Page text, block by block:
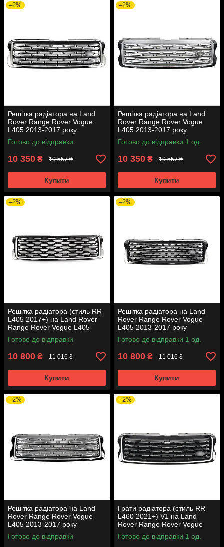
–2%
Решітка радіатора на Land
Rover Range Rover Vogue
L405 2013-2017 року
Готово до відправки
10 350 ₴ 10 557 ₴
Купити
–2%
Решітка радіатора на Land
Rover Range Rover Vogue
L405 2013-2017 року
Готово до відправки 1 од.
10 350 ₴ 10 557 ₴
Купити
–2%
Решітка радіатора (стиль RR
L405 2017+) на Land Rover
Range Rover Vogue L405
2013-2017 року
Готово до відправки
10 800 ₴ 11 016 ₴
Купити
–2%
Решітка радіатора на Land
Rover Range Rover Vogue
L405 2013-2017 року
Готово до відправки 1 од.
10 800 ₴ 11 016 ₴
Купити
–2%
Решітка радіатора на Land
Rover Range Rover Vogue
L405 2013-2017 року
Готово до відправки
–2%
Грати радіатора (стиль RR
L460 2021+) V1 на Land
Rover Range Rover Vogue
L405 2013-2017 року
Готово до відправки 1 од.